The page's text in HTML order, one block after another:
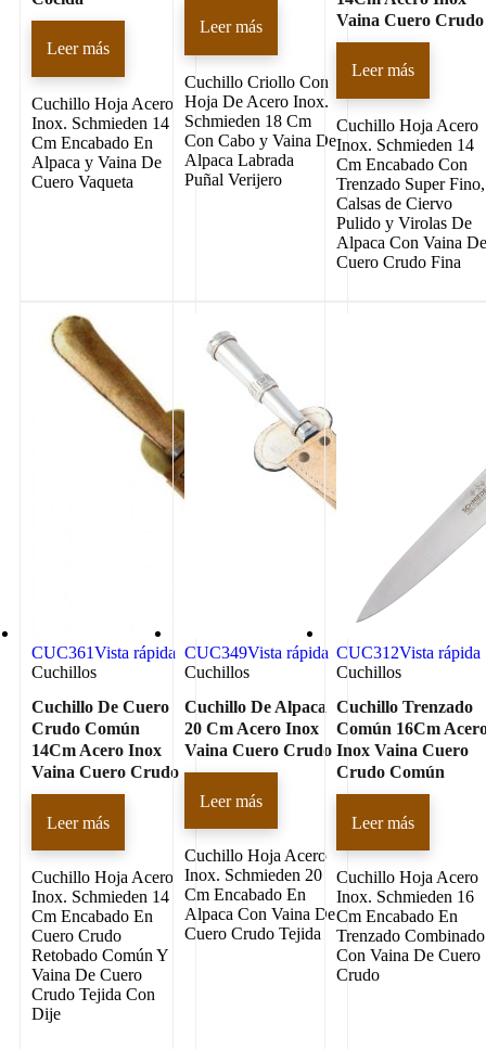
Leer más
Cuchillo Hoja Acero
Inox. Schmieden 14
Cm Encabado En
Alpaca y Vaina De
Cuero Vaqueta
Leer más
Cuchillo Criollo Con
Hoja De Acero Inox.
Schmieden 18 Cm
Con Cabo y Vaina De
Alpaca Labrada
Puñal Verijero
Vaina Cuero Crudo
Leer más
Cuchillo Hoja Acero
Inox. Schmieden 14
Cm Encabado Con
Trenzado Super Fino,
Calsas de Ciervo
Pulido y Virolas De
Alpaca Con Vaina
Cuero Crudo Fina
CUC361Vista rápida
Cuchillos
Cuchillo De Cuero
Crudo Común
14Cm Acero Inox
Vaina Cuero Crudo
Leer más
Cuchillo Hoja Acero
Inox. Schmieden 14
Cm Encabado En
Cuero Crudo
Retobado Común Y
Vaina De Cuero
Crudo Tejida Con
Dije
CUC349Vista rápida
Cuchillos
Cuchillo De Alpaca
20 Cm Acero Inox
Vaina Cuero Crudo
Leer más
Cuchillo Hoja Acero
Inox. Schmieden 20
Cm Encabado En
Alpaca Con Vaina De
Cuero Crudo Tejida
CUC312Vista rápida
Cuchillos
Cuchillo Trenzado
Común 16Cm
Inox Vaina Cuero
Crudo Común
Leer más
Cuchillo Hoja Acero
Inox. Schmieden 16
Cm Encabado En
Trenzado Combinado
Con Vaina De Cuero
Crudo